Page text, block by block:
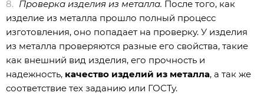
Проверка изделия из металла. После того, как
изделие из металла прошло полный процесс
изготовления, оно попадает на проверку. У изделия
из металла проверяются разные его свойства, такие
как внешний вид изделия, его прочность и
надежность, качество изделий из металла, а так же
соответствие тех заданию или ГОСТу.